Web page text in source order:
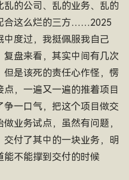
的公司、乱的业务、乱的
合这么烂的三方……2025
度过，我挺佩服我自己
盘来看，其实中间有几次
是该死的责任心作怪，愣
，一遍又一遍的推着项目
一口气，把这个项目做交
业务试点，虽然有问题，
付了其中的一块业务，明
能不能撑到交付的时候